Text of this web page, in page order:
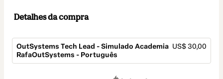
Detalhes da compra
OutSystems Tech Lead - Simulado Academia
RafaOutSystems - Português
US$ 30,00